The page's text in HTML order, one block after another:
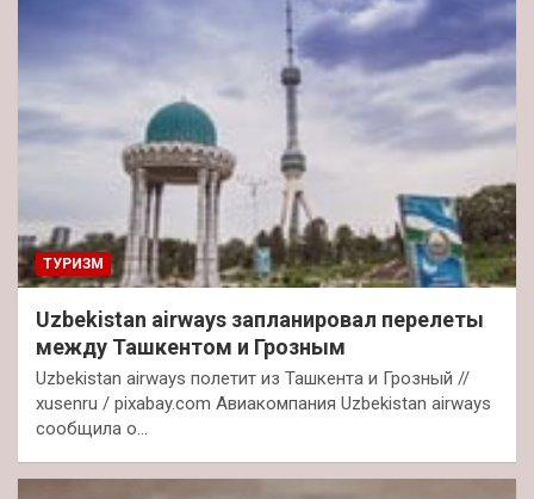
ТУРИЗМ
Uzbekistan airways запланировал перелеты
между Ташкентом и Грозным
Uzbekistan airways полетит из Ташкента и Грозный //
xusenru / pixabay.com Авиакомпания Uzbekistan airways
сообщила о…